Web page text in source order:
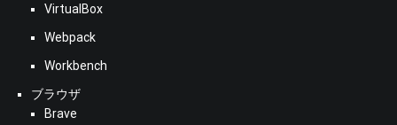
VirtualBox
Webpack
Workbench
ブラウザ
Brave